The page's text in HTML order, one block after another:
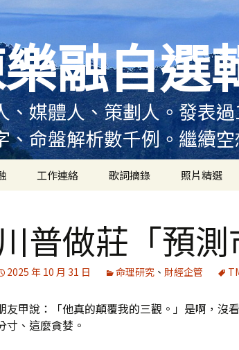
融自選
、媒體人、策劃人。發表
、命盤解析數千例。繼續
書出版紀錄
錄
工作連絡 歌詞摘錄 照片精選
普做莊「預測
2025 年 10 月 31 日 命理研究 、 財經企管
友甲說：「他真的顛覆我的三觀。」是啊，沒
寸、這麼貪婪。